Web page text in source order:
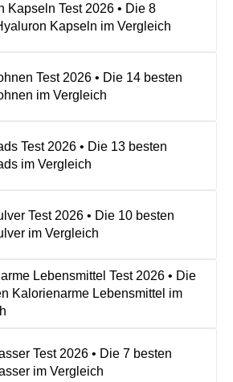
Kapseln Test 2026 • Die 8
Kapseln im Vergleich
Test 2026 • Die 14 besten
im Vergleich
Test 2026 • Die 13 besten
im Vergleich
Test 2026 • Die 10 besten
im Vergleich
Lebensmittel Test 2026 • Die
Kalorienarme Lebensmittel im
Test 2026 • Die 7 besten
im Vergleich